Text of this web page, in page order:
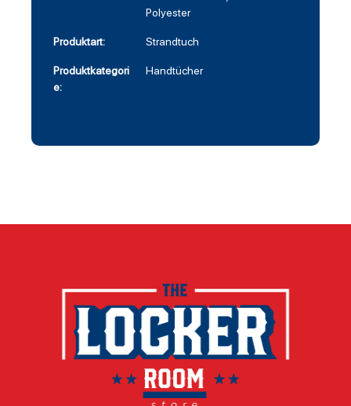
Polyester
Produktart: Strandtuch
Produktkategori
e:
Handtücher